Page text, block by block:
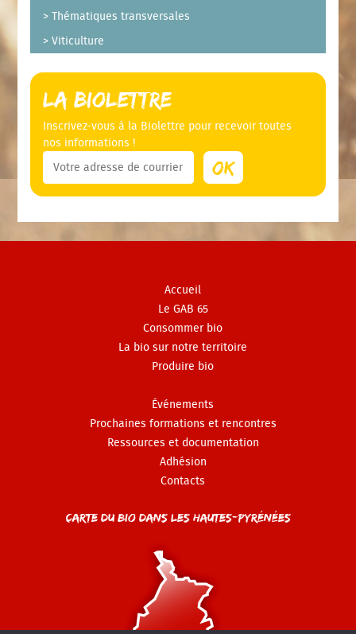
Thématiques transversales
Viticulture
La Biolettre
Inscrivez-vous à la Biolettre pour recevoir toutes
nos informations !
Accueil
Le GAB 65
Consommer bio
La bio sur notre territoire
Produire bio
Événements
Prochaines formations et rencontres
Ressources et documentation
Adhésion
Contacts
Carte du Bio dans les Hautes-Pyrénées